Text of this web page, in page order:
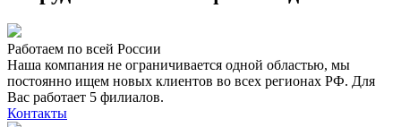
Работаем по всей России
Наша компания не ограничивается одной областью, мы
постоянно ищем новых клиентов во всех регионах РФ. Для
Вас работает 5 филиалов.
Контакты